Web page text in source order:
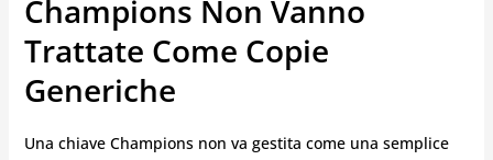
Champions Non Vanno
Trattate Come Copie
Generiche
Una chiave Champions non va gestita come una semplice